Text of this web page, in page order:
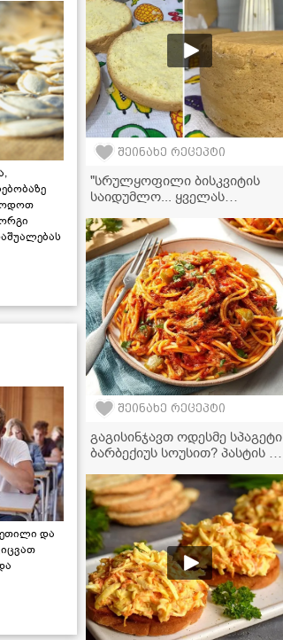
და
შეინახე რეცეპტი
"სრულყოფილი ბისკვიტის
საიდუმლო... ყველას
მკითხელის ვიდეორეცეპტი
შეინახე რეცეპტი
გაგისინჯავთ ოდესმე სპაგეტი
ბარბექიუს სოუსით? პასტის ეს
ვახშამი გახდება